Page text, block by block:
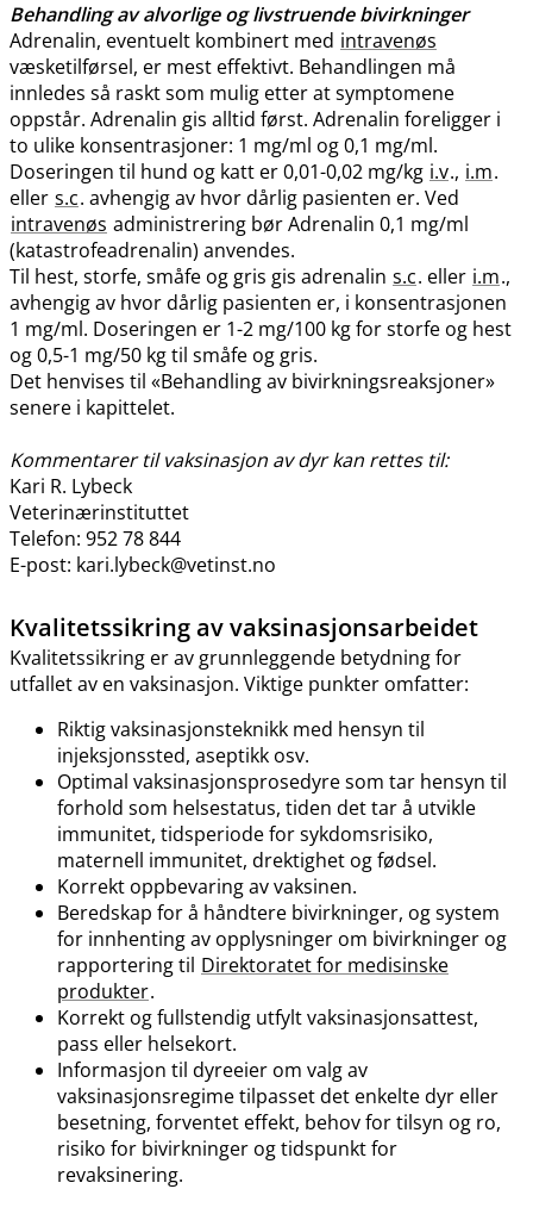
Behandling av alvorlige og livstruende bivirkninger
Adrenalin, eventuelt kombinert med intravenøs
væsketilførsel, er mest effektivt. Behandlingen må
innledes så raskt som mulig etter at symptomene
oppstår. Adrenalin gis alltid først. Adrenalin foreligger i
to ulike konsentrasjoner: 1 mg/ml og 0,1 mg​/​ml.
Doseringen til hund og katt er 0,01-0,02 mg/kg i.v., i.m.
eller s.c. avhengig av hvor dårlig pasienten er. Ved
intravenøs administrering bør Adrenalin 0,1 mg/ml
(katastrofeadrenalin) anvendes.
Til hest, storfe, småfe og gris gis adrenalin s.c. eller i.m.,
avhengig av hvor dårlig pasienten er, i konsentrasjonen
1 mg​/​ml. Doseringen er 1-2 mg/100 kg for storfe og hest
og 0,5-1 mg/50 kg til småfe og gris.
Det henvises til «Behandling av bivirkningsreaksjoner»
senere i kapittelet.
Kommentarer til vaksinasjon av dyr kan rettes til:
Kari R. Lybeck
Veterinærinstituttet
Telefon: 952 78 844
E-post: kari.lybeck@vetinst.no
Kvalitetssikring av vaksinasjonsarbeidet
Kvalitetssikring er av grunnleggende betydning for
utfallet av en vaksinasjon. Viktige punkter omfatter:
Riktig vaksinasjonsteknikk med hensyn til
injeksjonssted, aseptikk osv.
Optimal vaksinasjonsprosedyre som tar hensyn til
forhold som helsestatus, tiden det tar å utvikle
immunitet, tidsperiode for sykdomsrisiko,
maternell immunitet, drektighet og fødsel.
Korrekt oppbevaring av vaksinen.
Beredskap for å håndtere bivirkninger, og system
for innhenting av opplysninger om bivirkninger og
rapportering til Direktoratet for medisinske
produkter.
Korrekt og fullstendig utfylt vaksinasjonsattest,
pass eller helsekort.
Informasjon til dyreeier om valg av
vaksinasjonsregime tilpasset det enkelte dyr eller
besetning, forventet effekt, behov for tilsyn og ro,
risiko for bivirkninger og tidspunkt for
revaksinering.